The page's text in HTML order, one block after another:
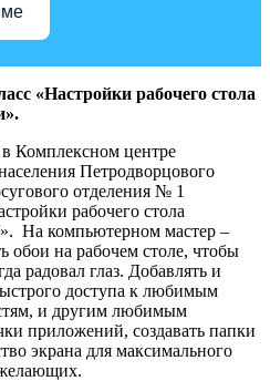
«Настройки рабочего стола
в Комплексном центре
Петродворцового
отделения № 1
рабочего стола
На компьютерном мастер –
обои на рабочем столе, чтобы
радовал глаз. Добавлять и
доступа к любимым
и другим любимым
приложений, создавать папки
экрана для максимального